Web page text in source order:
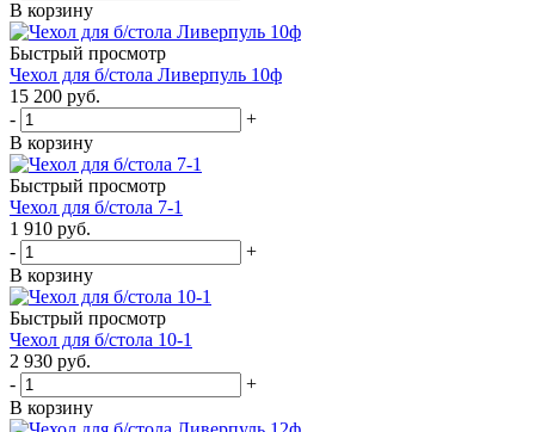
В корзину
Быстрый просмотр
Чехол для б/стола Ливерпуль 10ф
15 200 руб.
-
+
В корзину
Быстрый просмотр
Чехол для б/стола 7-1
1 910 руб.
-
+
В корзину
Быстрый просмотр
Чехол для б/стола 10-1
2 930 руб.
-
+
В корзину